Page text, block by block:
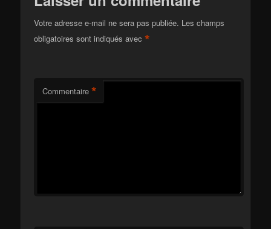
Votre adresse e-mail ne sera pas publiée. Les champs
obligatoires sont indiqués avec*
Commentaire *